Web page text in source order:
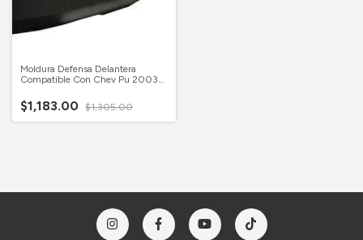
Moldura Defensa Delantera
Compatible Con Chev Pu 2003-
Antimpacto
$1,183.00 $1,305.00